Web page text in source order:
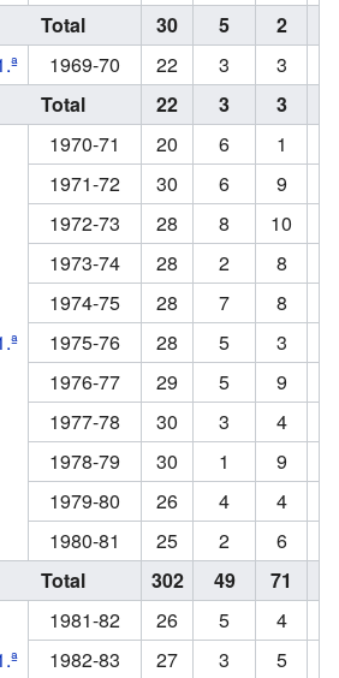
Total
30 5 2
1969-70 22 3 3
Total
22 3 3
1970-71 20 6 1
1971-72
30 6 9
1972-73
28 8 10
1973-74
28 2 8
1974-75
28 7 8
1975-76
28 5 3
1976-77
29 5 9
1977-78
30 3 4
1978-79
30 1 9
1979-80
26 4 4
1980-81
25 2 6
Total
302 49 71
1981-82 26 5 4
1982-83
27 3 5